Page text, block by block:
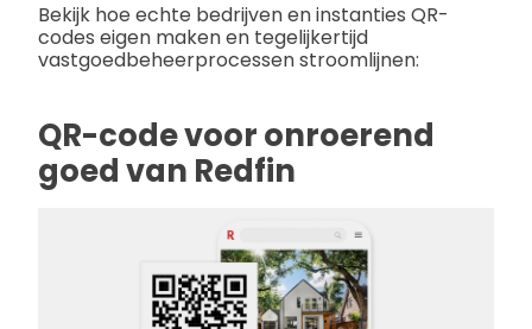
Bekijk hoe echte bedrijven en instanties QR-
codes eigen maken en tegelijkertijd
vastgoedbeheerprocessen stroomlijnen:
QR-code voor onroerend
goed van Redfin